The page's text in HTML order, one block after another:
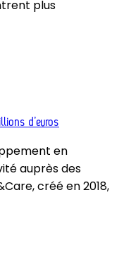
plus
d’euros
en
auprès des
créé en 2018,